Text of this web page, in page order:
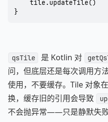
    tile.updateTile()
}
qsTile 是 Kotlin 对
问，但底层还是每次调用方
使用，不要缓存。Tile 对象
换，缓存旧的引用会导致
不会抛异常——只是静默失败